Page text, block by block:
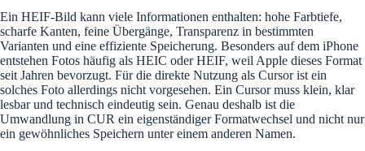
Ein HEIF-Bild kann viele Informationen enthalten: hohe Farbtiefe,
scharfe Kanten, feine Übergänge, Transparenz in bestimmten
Varianten und eine effiziente Speicherung. Besonders auf dem iPhone
entstehen Fotos häufig als HEIC oder HEIF, weil Apple dieses Format
seit Jahren bevorzugt. Für die direkte Nutzung als Cursor ist ein
solches Foto allerdings nicht vorgesehen. Ein Cursor muss klein, klar
lesbar und technisch eindeutig sein. Genau deshalb ist die
Umwandlung in CUR ein eigenständiger Formatwechsel und nicht nur
ein gewöhnliches Speichern unter einem anderen Namen.